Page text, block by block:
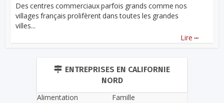
Des centres commerciaux parfois grands comme nos
villages français prolifèrent dans toutes les grandes
villes...
Lire ...
ENTREPRISES EN CALIFORNIE
NORD
Alimentation
Famille